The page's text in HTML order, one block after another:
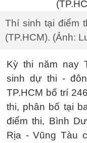
Thí sinh tại điểm
(TP.HCM). (Ảnh:
Kỳ thi năm nay
sinh dự thi -
TP.HCM bố trí
thi, phân bố tại
điểm thi, Bình
Rịa - Vũng Tàu